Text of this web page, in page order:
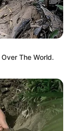
The World.